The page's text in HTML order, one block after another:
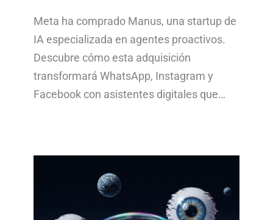
Meta ha comprado Manus, una startup de
IA especializada en agentes proactivos.
Descubre cómo esta adquisición
transformará WhatsApp, Instagram y
Facebook con asistentes digitales que…